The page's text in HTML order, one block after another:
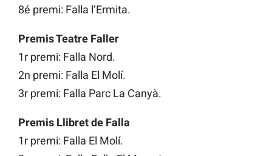
8é premi: Falla l’Ermita.
Premis Teatre Faller
1r premi: Falla Nord.
2n premi: Falla El Molí.
3r premi: Falla Parc La Canyà.
Premis Llibret de Falla
1r premi: Falla El Molí.